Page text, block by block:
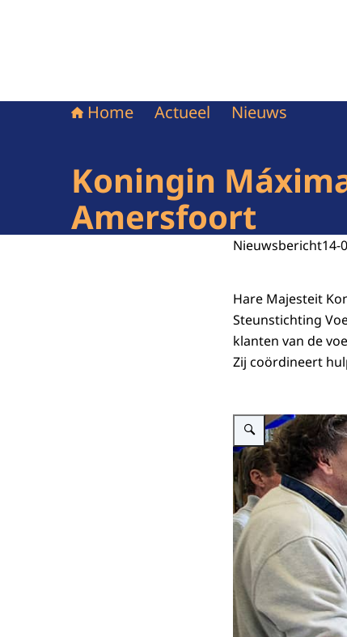
Home Actueel Nieuws
Koningin
Amersfoort
Nieuwsbericht14-
Hare Majesteit
Steunstichting
klanten van de
Zij coördineert
Vergroot afbeelding